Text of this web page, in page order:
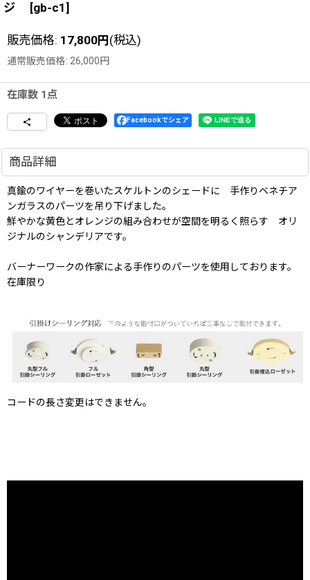
ジ
[gb-c1]
販売価格: 17,800円 (税込)
通常販売価格: 26,000円
在庫数 1点
Facebookでシェア
商品詳細
真鍮のワイヤーを巻いたスケルトンのシェードに 手作りベネチア
ンガラスのパーツを吊り下げました。
鮮やかな黄色とオレンジの組み合わせが空間を明るく照らす オリ
ジナルのシャンデリアです。
バーナーワークの作家による手作りのパーツを使用しております。
在庫限り
コードの長さ変更はできません。